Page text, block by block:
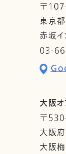
〒
東京
赤坂
03-
大阪オ
〒
大阪
大阪梅